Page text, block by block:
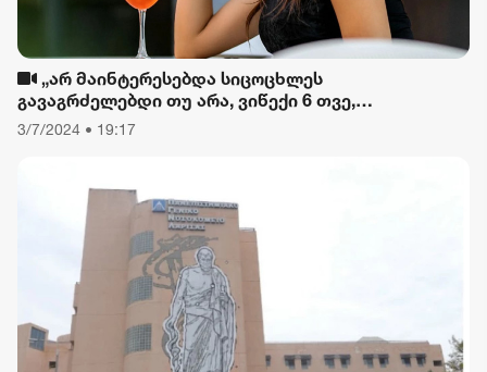
„არ მაინტერესებდა სიცოცხლეს
გავაგრძელებდი თუ არა, ვიწექი 6 თვე,
დავიწყებული მქონდა კვება, ფიზიკური მოძრაობა“
3/7/2024 • 19:17